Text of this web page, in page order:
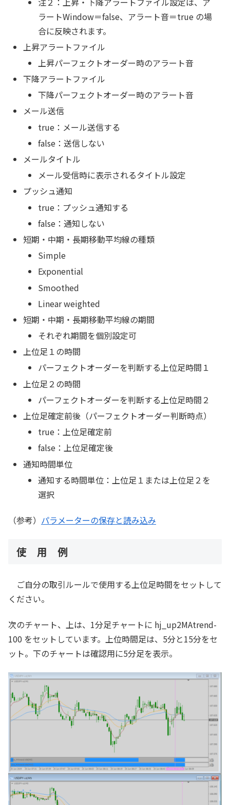
ラートWindow＝false、アラート音＝true の場
合に反映されます。
上昇アラートファイル
上昇パーフェクトオーダー時のアラート音
下降アラートファイル
下降パーフェクトオーダー時のアラート音
メール送信
true：メール送信する
false：送信しない
メールタイトル
メール受信時に表示されるタイトル設定
プッシュ通知
true：プッシュ通知する
false：通知しない
短期・中期・長期移動平均線の種類
Simple
Exponential
Smoothed
Linear weighted
短期・中期・長期移動平均線の期間
それぞれ期間を個別設定可
上位足１の時間
パーフェクトオーダーを判断する上位足時間１
上位足２の時間
パーフェクトオーダーを判断する上位足時間２
上位足確定前後（パーフェクトオーダー判断時点）
true：上位足確定前
false：上位足確定後
通知時間単位
通知する時間単位：上位足１または上位足２を
選択
（参考） パラメーターの保存と読み込み
使 用 例
ご自分の取引ルールで使用する上位足時間をセットして
ください。
次のチャート、上は、1分足チャートに hj_up2MAtrend-
100 をセットしています。上位時間足は、5分と15分をセ
ット。下のチャートは確認用に5分足を表示。